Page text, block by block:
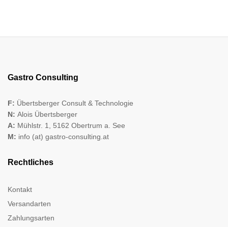
Gastro Consulting
F: Übertsberger Consult & Technologie
N: Alois Übertsberger
A: Mühlstr. 1, 5162 Obertrum a. See
M: info (at) gastro-consulting.at
Rechtliches
Kontakt
Versandarten
Zahlungsarten